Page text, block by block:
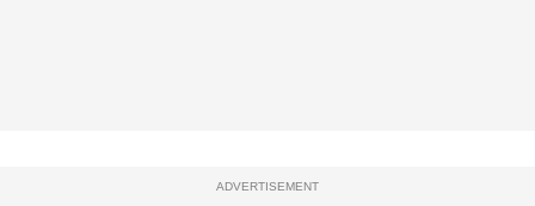
ADVERTISEMENT